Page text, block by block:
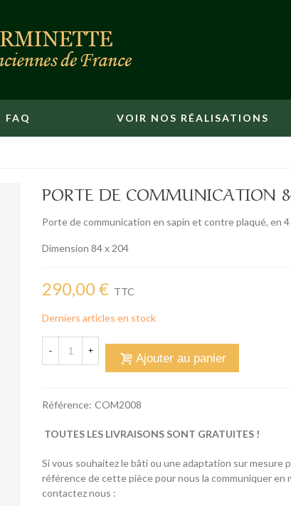
FAQ VOIR NOS RÉALISATIONS
PORTE DE COMMUNICATION
Porte de communication en sapin et contre plaqué, en 4
Dimension 84 x 204
290,00 € TTC
Derniers articles en stock
- +
Ajouter au panier
Référence: COM2008
TOUTES LES LIVRAISONS SONT GRATUITES !
Si vous souhaitez le bâti ou une adaptation sur mesure
référence de cette pièce pour nous la communiquer
contactez nous :